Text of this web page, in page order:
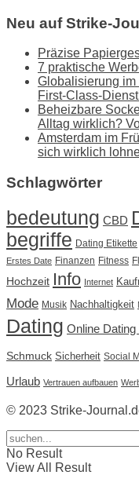
Neu auf Strike-
Präzise
7 praktische
Globalisierung im
First-Class-
Beheizbare
Alltag wirklich?
Amsterdam im
sich wirklich
Schlagwörter
bedeutung CBD
begriffe Dating Etikette
Erstes Date Finanzen Fitness
Hochzeit Info Internet
Mode Musik Nachhaltigkeit
Dating Online Dating
Schmuck Sicherheit Social
Urlaub Vertrauen aufbauen
© 2023 Strike-
No Result
View All Result